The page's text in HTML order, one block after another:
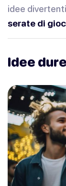
idee
serate di
Idee